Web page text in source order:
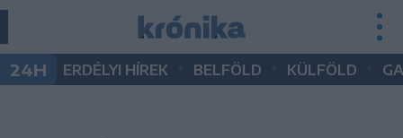
24H ERDÉLYI HÍREK BELFÖLD KÜLFÖLD